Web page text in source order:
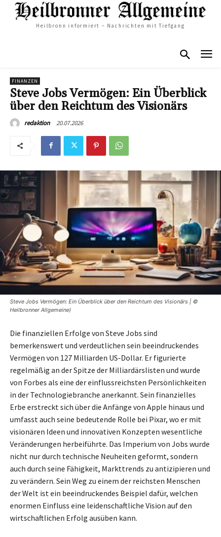
Heilbronn informiert – Nachrichten mit Tiefgang
FINANZEN
Steve Jobs Vermögen: Ein Überblick
über den Reichtum des Visionärs
redaktion 20.07.2026
Steve Jobs Vermögen: Ein Überblick über den Reichtum des Visionärs | ©
Heilbronner Allgemeine)
Die finanziellen Erfolge von Steve Jobs sind
bemerkenswert und verdeutlichen sein beeindruckendes
Vermögen von 127 Milliarden US-Dollar. Er figurierte
regelmäßig an der Spitze der Milliardärslisten und wurde
von Forbes als eine der einflussreichsten Persönlichkeiten
in der Technologiebranche anerkannt. Sein finanzielles
Erbe erstreckt sich über die Anfänge von Apple hinaus und
umfasst auch seine bedeutende Rolle bei Pixar, wo er mit
visionären Ideen und innovativen Konzepten wesentliche
Veränderungen herbeiführte. Das Imperium von Jobs wurde
nicht nur durch technische Neuheiten geformt, sondern
auch durch seine Fähigkeit, Markttrends zu antizipieren und
zu verändern. Sein Weg zu einem der reichsten Menschen
der Welt ist ein beeindruckendes Beispiel dafür, welchen
enormen Einfluss eine leidenschaftliche Vision auf den
wirtschaftlichen Erfolg ausüben kann.